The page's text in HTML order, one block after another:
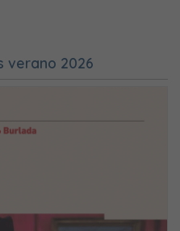
verano 2026